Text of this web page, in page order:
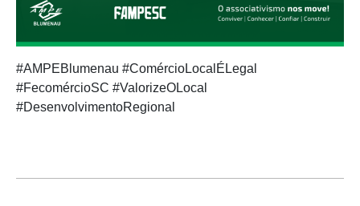
#AMPEBlumenau #ComércioLocalÉLegal
#FecomércioSC #ValorizeOLocal
#DesenvolvimentoRegional